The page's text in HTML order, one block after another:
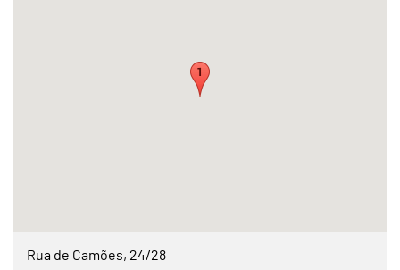
Rua de Camões, 24/28